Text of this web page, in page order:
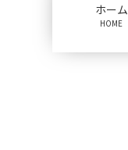
ホーム
HOME